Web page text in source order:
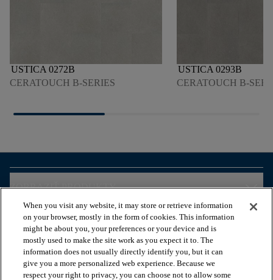
USTICA 0272B
CERATOUCH B-SERIES
USTICA 0293B
CERATOUCH B-
ZOBRAZIŤ PRODUKTY arrow_forward_ios
ZOBRAZIŤ ZDROJE
OUR SERVICES
When you visit any website, it may store or retrieve information
on your browser, mostly in the form of cookies. This information
might be about you, your preferences or your device and is
mostly used to make the site work as you expect it to. The
information does not usually directly identify you, but it can
give you a more personalized web experience. Because we
respect your right to privacy, you can choose not to allow some